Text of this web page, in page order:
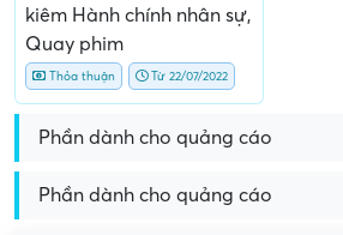
kiêm Hành chính nhân sự,
Quay phim
Thỏa thuận Từ 22/07/2022
Phần dành cho quảng cáo
Phần dành cho quảng cáo